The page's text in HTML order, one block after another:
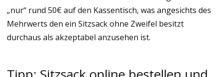
„nur“ rund 50€ auf den Kassentisch, was angesichts des
Mehrwerts den ein Sitzsack ohne Zweifel besitzt
durchaus als akzeptabel anzusehen ist.